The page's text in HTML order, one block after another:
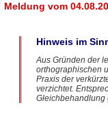
Meldung vom
Hinweis im
Aus Gründen der
orthographischen
Praxis der
verzichtet.
Gleichbehandlung